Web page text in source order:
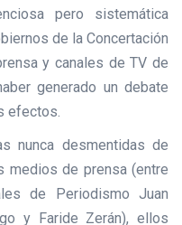
pero sistemática
de la Concertación
y canales de TV de
generado un debate
efectos.
nunca desmentidas de
de prensa (entre
de Periodismo Juan
y Faride Zerán), ellos